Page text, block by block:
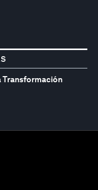
Transformación